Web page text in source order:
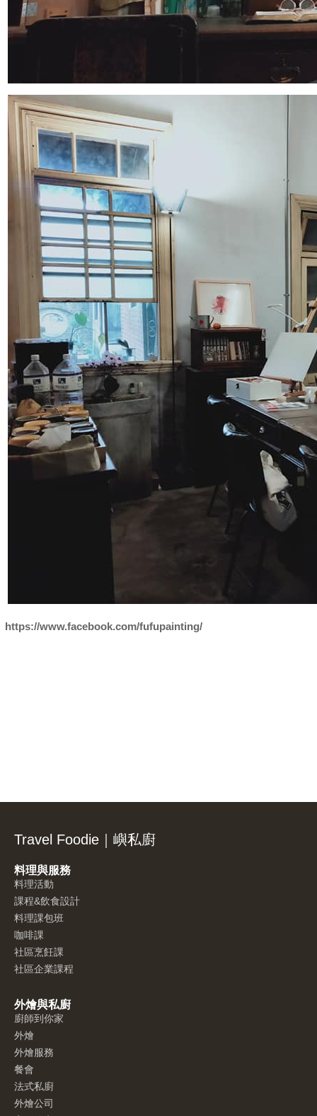
https://www.facebook.com/fufupainting/
Travel Foodie｜嶼私廚
料理與服務
料理活動
課程&飲食設計
料理課包班
咖啡課
社區烹飪課
社區企業課程
外燴與私廚
廚師到你家
外燴
外燴服務
餐會
法式私廚
外燴公司